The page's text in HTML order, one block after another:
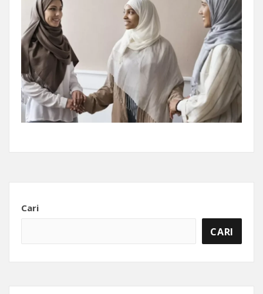
Cari
CARI